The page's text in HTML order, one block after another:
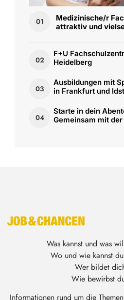
01
Medizinische/r
attraktiv und
02
F+U
Heidelberg
03
Ausbildungen mit
in Frankfurt und
04
Starte in dein
Gemeinsam mit
Was kannst und was
Wo und wie kannst
Wer bildet
Wie bewirbst
Informationen rund um die